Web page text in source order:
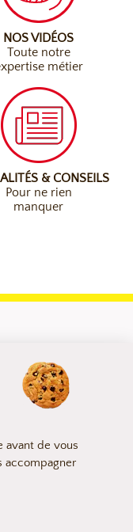
NOS VIDÉOS
Toute notre
métier
& CONSEILS
Pour ne rien
manquer